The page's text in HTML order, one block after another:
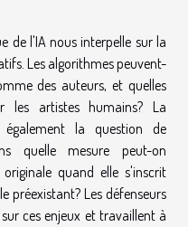
de l'IA nous interpelle sur la
Les algorithmes peuvent-
des auteurs, et quelles
les artistes humains? La
la question de
quelle mesure peut-on
quand elle s'inscrit
préexistant? Les défenseurs
ces enjeux et travaillent à